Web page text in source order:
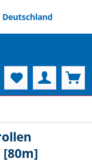
[80m]